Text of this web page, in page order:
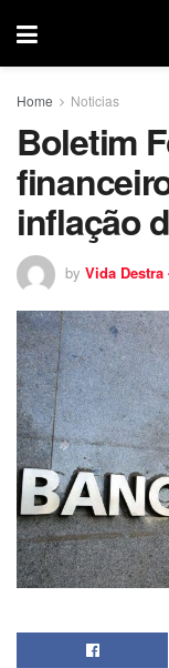
Home Noticias
Boletim
inflação
by Vida